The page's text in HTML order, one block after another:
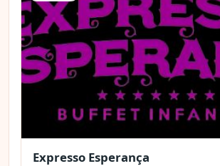
Expresso Esperança